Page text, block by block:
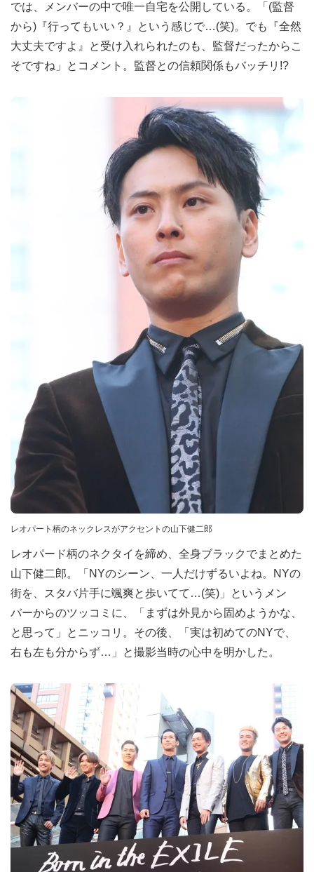
では、メンバーの中で唯一自宅を公開している。「(監督
から)『行ってもいい？』という感じで…(笑)。でも『全然
大丈夫ですよ』と受け入れられたのも、監督だったからこ
そですね」とコメント。監督との信頼関係もバッチリ!?
レオパート柄のネックレスがアクセントの山下健二郎
レオパード柄のネクタイを締め、全身ブラックでまとめた
山下健二郎。「NYのシーン、一人だけずるいよね。NYの
街を、スタバ片手に颯爽と歩いてて…(笑)」というメン
バーからのツッコミに、「まずは外見から固めようかな、
と思って」とニッコリ。その後、「実は初めてのNYで、
右も左も分からず…」と撮影当時の心中を明かした。